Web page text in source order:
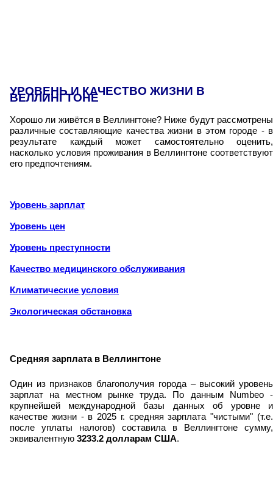
УРОВЕНЬ И КАЧЕСТВО ЖИЗНИ В
ВЕЛЛИНГТОНЕ
Хорошо ли живётся в Веллингтоне? Ниже будут рассмотрены
различные составляющие качества жизни в этом городе - в
результате каждый может самостоятельно оценить,
насколько условия проживания в Веллингтоне соответствуют
его предпочтениям.
Уровень зарплат
Уровень цен
Уровень преступности
Качество медицинского обслуживания
Климатические условия
Экологическая обстановка
Средняя зарплата в Веллингтоне
Один из признаков благополучия города – высокий уровень
зарплат на местном рынке труда. По данным Numbeo -
крупнейшей международной базы данных об уровне и
качестве жизни - в 2025 г. средняя зарплата "чистыми" (т.е.
после уплаты налогов) составила в Веллингтоне сумму,
эквивалентную 3233.2 долларам США.